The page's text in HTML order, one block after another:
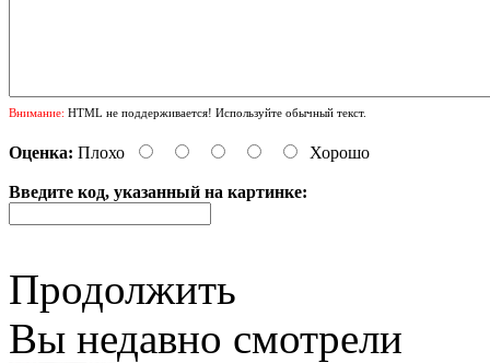
Внимание: HTML не поддерживается! Используйте обычный текст.
Оценка: Плохо Хорошо
Введите код, указанный на картинке:
Продолжить
Вы недавно смотрели